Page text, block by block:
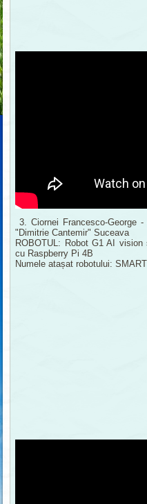
3. Ciornei Francesco-George
"Dimitrie Cantemir" Suceava
ROBOTUL: Robot G1 AI
cu Raspberry Pi 4B
Numele atașat robotului: